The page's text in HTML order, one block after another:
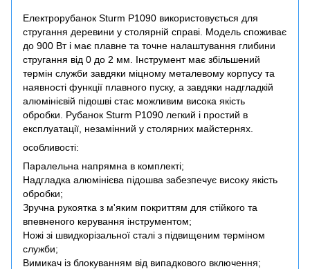
Електрорубанок Sturm P1090 використовується для
стругання деревини у столярній справі. Модель споживає
до 900 Вт і має плавне та точне налаштування глибини
стругання від 0 до 2 мм. Інструмент має збільшений
термін служби завдяки міцному металевому корпусу та
наявності функції плавного пуску, а завдяки надгладкій
алюмінієвій підошві стає можливим висока якість
обробки. Рубанок Sturm P1090 легкий і простий в
експлуатації, незамінний у столярних майстернях.
особливості:
Паралельна напрямна в комплекті;
Надгладка алюмінієва підошва забезпечує високу якість
обробки;
Зручна рукоятка з м'яким покриттям для стійкого та
впевненого керування інструментом;
Ножі зі швидкорізальної сталі з підвищеним терміном
служби;
Вимикач із блокуванням від випадкового включення;